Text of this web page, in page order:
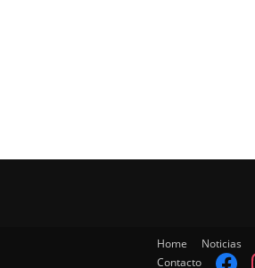
Home Noticias
Contacto